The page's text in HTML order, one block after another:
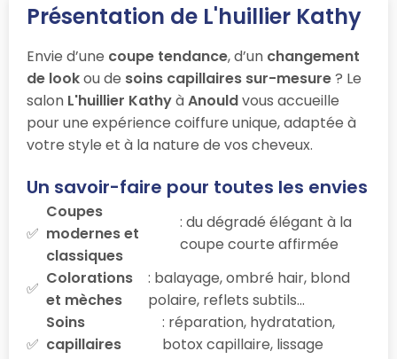
Présentation de L'huillier Kathy
Envie d’une coupe tendance, d’un changement
de lookou de soins capillaires sur-mesure? Le
salon L'huillier KathyàAnouldvous accueille
pour une expérience coiffure unique, adaptée à
votre style et à la nature de vos cheveux.
Un savoir-faire pour toutes les envies
Coupes
modernes et
classiques
: du dégradé élégant à la
coupe courte affirmée
Colorations
et mèches
: balayage, ombré hair, blond
polaire, reflets subtils…
Soins
capillaires
: réparation, hydratation,
botox capillaire, lissage